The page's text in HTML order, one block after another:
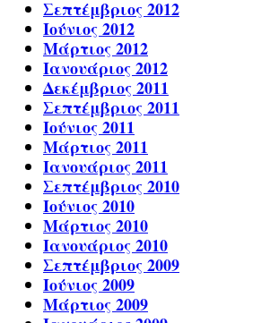
Σεπτέμβριος 2012
Ιούνιος 2012
Μάρτιος 2012
Ιανουάριος 2012
Δεκέμβριος 2011
Σεπτέμβριος 2011
Ιούνιος 2011
Μάρτιος 2011
Ιανουάριος 2011
Σεπτέμβριος 2010
Ιούνιος 2010
Μάρτιος 2010
Ιανουάριος 2010
Σεπτέμβριος 2009
Ιούνιος 2009
Μάρτιος 2009